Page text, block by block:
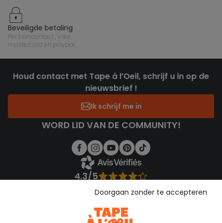
beveiligde betaling
per bancontact , visa ,
mastercard en paypal
Houd contact met Tape à l’Oeil, schrijf u in op de
nieuwsbrief !
Ik schrijf me in
WORD LID VAN DE COMMUNITY!
4.3/5
Bekijk de vertrouwensverklaring
Download onze applicatie
Doorgaan zonder te accepteren